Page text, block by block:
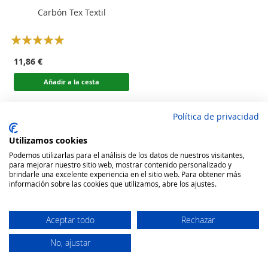
Carbón Tex Textil
Rating:
11,86 €
Añadir a la cesta
Política de privacidad
Utilizamos cookies
Podemos utilizarlas para el análisis de los datos de nuestros visitantes,
para mejorar nuestro sitio web, mostrar contenido personalizado y
brindarle una excelente experiencia en el sitio web. Para obtener más
información sobre las cookies que utilizamos, abre los ajustes.
Aceptar todo Rechazar
No, ajustar